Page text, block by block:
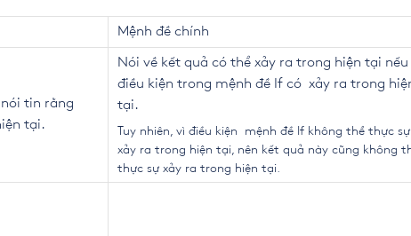
Mệnh đề chính
nói tin rằng
tại.
Nói về kết quả có thể xảy ra trong hiện tại nếu
điều kiện trong mệnh đề If có xảy ra trong
tại.
Tuy nhiên, vì điều kiện mệnh đề If không thể thực sự
xảy ra trong hiện tại, nên kết quả này cũng không
thực sự xảy ra trong hiện tại.